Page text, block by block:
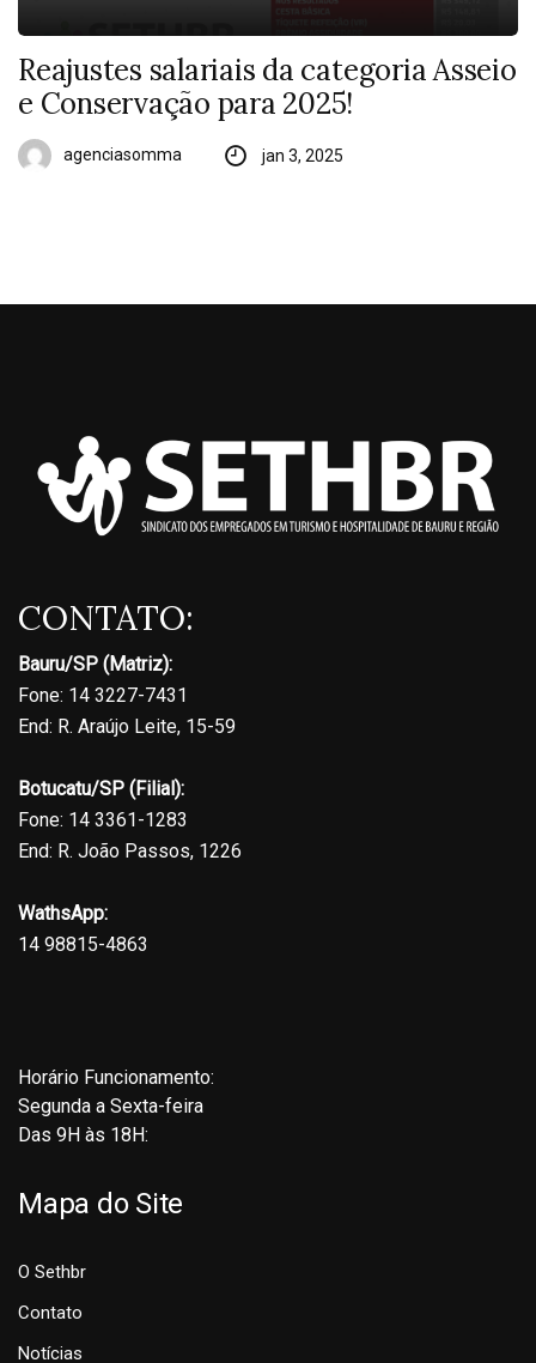
Reajustes salariais da categoria Asseio
e Conservação para 2025!
agenciasomma jan 3, 2025
CONTATO:
Bauru/SP (Matriz):
Fone: 14 3227-7431
End: R. Araújo Leite, 15-59
Botucatu/SP (Filial):
Fone: 14 3361-1283
End: R. João Passos, 1226
WathsApp:
14 98815-4863
Horário Funcionamento:
Segunda a Sexta-feira
Das 9H às 18H:
Mapa do Site
O Sethbr
Contato
Notícias